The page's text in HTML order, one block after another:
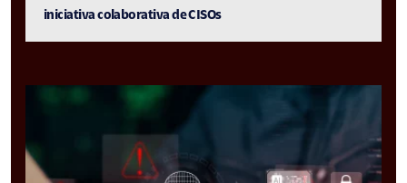
iniciativa colaborativa de CISOs